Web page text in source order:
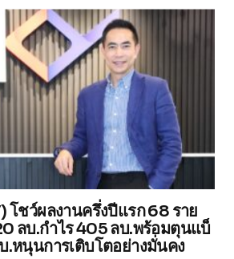
will not be published.
are marked*
โชว์ผลงานครึ่งปีแรก 68 ราย
ลบ.กำไร 405 ลบ.พร้อมตุนแบ็
.หนุนการเติบโตอย่างมั่นคง